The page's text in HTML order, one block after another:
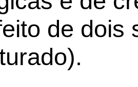
de dois